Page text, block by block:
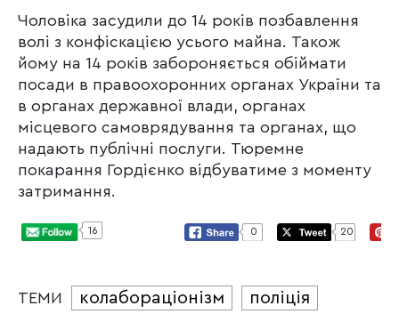
Чоловіка засудили до 14 років позбавлення
волі з конфіскацією усього майна. Також
йому на 14 років забороняється обіймати
посади в правоохоронних органах України та
в органах державної влади, органах
місцевого самоврядування та органах, що
надають публічні послуги. Тюремне
покарання Гордієнко відбуватиме з моменту
затримання.
16 0 20
ТЕМИ колабораціонізм поліція